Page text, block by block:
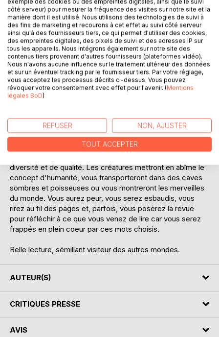
DESCRIPTION
Après une longue errance, nos auteurs et artistes se sont
confrontés aux créatures de leur imaginaire pour notre plus
grand plaisir.
succès, ce qui nous a invité à continuer. Cette fois encore,
une centaine de participants ont répondu au rendez-vous
avec des textes et des illustrations inspirés et inspirants.
diversité et de qualité. Les créatures mettront en abîme le
concept d'humanité, vous transporteront dans des caves
sombres et poisseuses ou vous montreront les merveilles
du monde. Vous aurez peur, vous serez esbaudis, vous
rirez au fil des pages et, parfois, vous poserez la revue
pour réfléchir à ce que vous venez de lire car vous serez
frappés en plein coeur par ces mots choisis.
Belle lecture, sémillant visiteur des autres mondes.
AUTEUR(S)
CRITIQUES PRESSE
AVIS
exemple des cookies ou des empreintes digitales, ainsi que le suivi
côté serveur) pour mesurer la fréquence des visites sur notre site et la
manière dont il est utilisé. Nous utilisons des technologies de suivi à
des fins de marketing et recourons à cet effet au suivi côté serveur
ainsi qu'à des fournisseurs tiers, ce qui permet d'utiliser des cookies,
des empreintes digitales, des pixels de suivi et des adresses IP sur
tous les appareils. Nous intégrons également sur notre site des
contenus tiers provenant d'autres fournisseurs (plateformes vidéo).
Nous n'avons aucune influence sur le traitement ultérieur des données
et sur un éventuel tracking par le fournisseur tiers. Par votre réglage,
vous acceptez les processus décrits ci-dessus. Vous pouvez
révoquer votre consentement avec effet pour l'avenir. (Mentions
légales BoD)
REFUSER NON, AJUSTER
TOUT ACCEPTER